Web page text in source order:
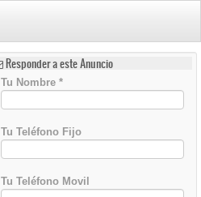
Responder a este Anuncio
Tu Nombre*
Tu Teléfono Fijo
Tu Teléfono Movil